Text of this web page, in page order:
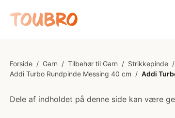
Forside / Garn / Tilbehør til Garn / Strikkepinde /
Addi Turbo Rundpinde Messing 40 cm / Addi
Dele af indholdet på denne side kan være